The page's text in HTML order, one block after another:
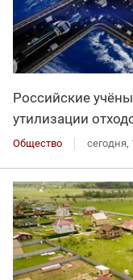
Российские
утилизации
Общество сегодня,